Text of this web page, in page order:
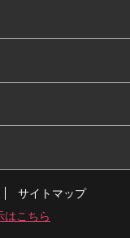
サイトマップ
はこちら